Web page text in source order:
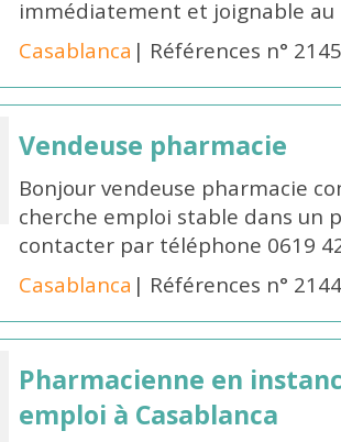
immédiatement et joignable au
Casablanca | Références n°
Vendeuse pharmacie
Bonjour vendeuse pharmacie
cherche emploi stable dans un
contacter par téléphone 0619
Casablanca | Références n°
Pharmacienne en
emploi à Casablanca